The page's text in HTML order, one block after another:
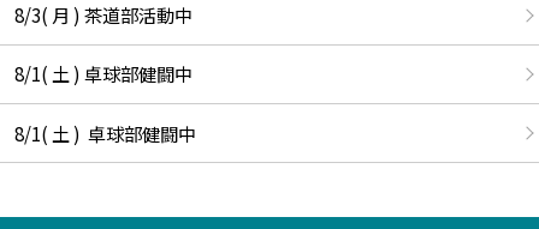
8/3( 月 ) 茶道部活動中
8/1( 土 ) 卓球部健闘中
8/1( 土 ) 卓球部健闘中